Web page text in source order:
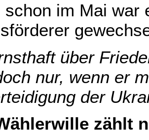
schon im Mai war
über
nur, wenn er
der
zählt